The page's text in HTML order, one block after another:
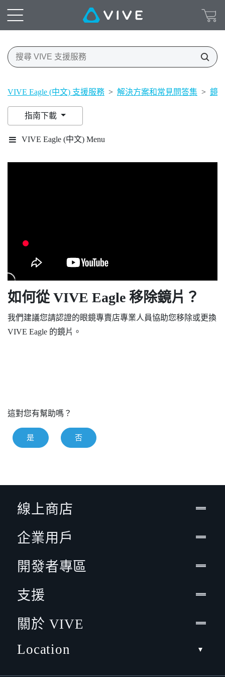
VIVE Eagle (中文) 支援服務 > 解決方案和常見問答集 > 鏡
指南下載
VIVE Eagle (中文) Menu
如何從VIVE Eagle 移除鏡片？
我們建議您請認證的眼鏡專賣店專業人員協助您移除或更換
VIVE Eagle 的鏡片。
這對您有幫助嗎？
是 否
線上商店
企業用戶
開發者專區
支援
關於 VIVE
Location